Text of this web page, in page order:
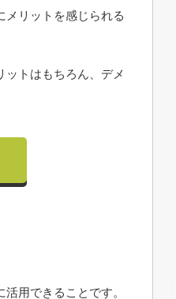
メリットを感じられる
トはもちろん、デメ
用できることです。